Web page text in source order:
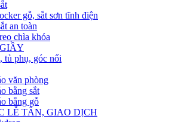
gỗ, sắt sơn tĩnh điện
an toàn
chìa khóa
tủ phụ, góc nối
văn phòng
bằng sắt
bằng gỗ
LỄ TÂN, GIAO DỊCH